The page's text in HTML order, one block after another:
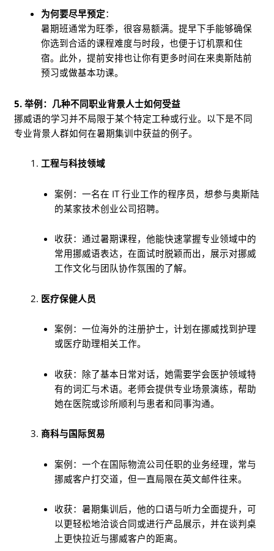
为何要尽早预定：
暑期班通常为旺季，很容易额满。提早下手能够确保
你选到合适的课程难度与时段，也便于订机票和住
宿。此外，提前安排也让你有更多时间在来奥斯陆前
预习或做基本功课。
5. 举例：几种不同职业背景人士如何受益
挪威语的学习并不局限于某个特定工种或行业。以下是不同
专业背景人群如何在暑期集训中获益的例子。
工程与科技领域
案例：一名在 IT 行业工作的程序员，想参与奥斯陆
的某家技术创业公司招聘。
收获：通过暑期课程，他能快速掌握专业领域中的
常用挪威语表达，在面试时脱颖而出，展示对挪威
工作文化与团队协作氛围的了解。
医疗保健人员
案例：一位海外的注册护士，计划在挪威找到护理
或医疗助理相关工作。
收获：除了基本日常对话，她需要学会医护领域特
有的词汇与术语。老师会提供专业场景演练，帮助
她在医院或诊所顺利与患者和同事沟通。
商科与国际贸易
案例：一个在国际物流公司任职的业务经理，常与
挪威客户打交道，但一直局限在英文邮件往来。
收获：暑期集训后，他的口语与听力全面提升，可
以更轻松地洽谈合同或进行产品展示，并在谈判桌
上更快拉近与挪威客户的距离。